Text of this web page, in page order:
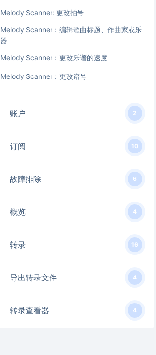
Melody Scanner: 更改拍号
Melody Scanner：编辑歌曲标题、作曲家或乐
器
Melody Scanner：更改乐谱的速度
Melody Scanner：更改谱号
账户 2
订阅 10
故障排除 6
概览 4
转录 16
导出转录文件 4
转录查看器 4